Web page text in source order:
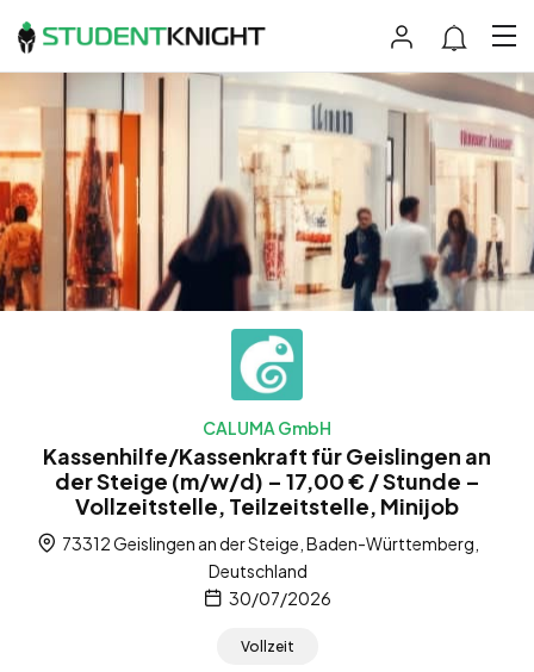
CALUMA GmbH
Kassenhilfe/Kassenkraft für Geislingen an
der Steige (m/w/d) – 17,00 € / Stunde –
Vollzeitstelle, Teilzeitstelle, Minijob
73312 Geislingen an der Steige, Baden-Württemberg,
Deutschland
30/07/2026
Vollzeit